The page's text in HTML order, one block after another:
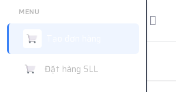
MENU
Đặt hàng SLL
Trang chủ Đặt hàng dịch vụ